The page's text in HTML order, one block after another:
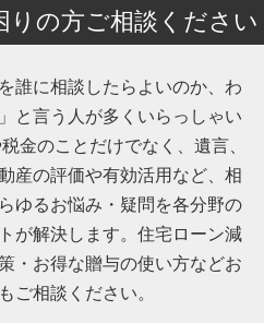
の方ご相談ください
誰に相談したらよいのか、わ
と言う人が多くいらっしゃい
金のことだけでなく、遺言、
産の評価や有効活用など、相
ゆるお悩み・疑問を各分野の
が解決します。住宅ローン減
・お得な贈与の使い方などお
ご相談ください。